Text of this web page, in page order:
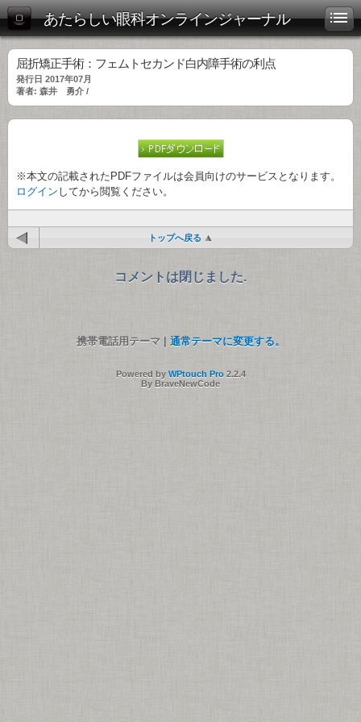
あたらしい眼科オンラインジャーナル
屈折矯正手術：フェムトセカンド白内障手術の利点
発行日 2017年07月
著者: 森井 勇介 /
※本文の記載されたPDFファイルは会員向けのサービスとなります。
ログイン してから閲覧ください。
トップへ戻る
コメントは閉じました.
携帯電話用テーマ | 通常テーマに変更する。
Powered by WPtouch Pro2.2.4
By BraveNewCode